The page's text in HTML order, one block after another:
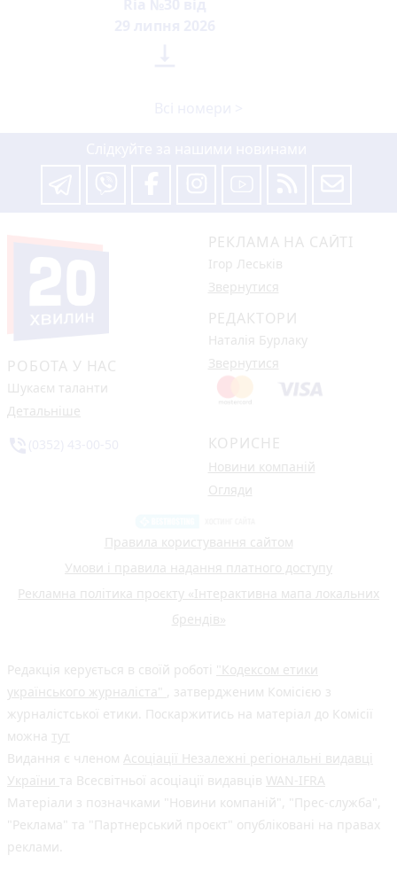
РОБОТА У НАС
Шукаєм таланти
Детальніше
РЕКЛАМА НА САЙТІ
Ігор Леськів
Звернутися
РЕДАКТОРИ
Наталія Бурлаку
Звернутися
КОРИСНЕ
Новини компаній
Огляди
Правила користування сайтом
Умови і правила надання платного доступу
Рекламна політика проєкту «Інтерактивна мапа локальних
брендів»
Редакція керується в своїй роботі "Кодексом етики
українського журналіста" , затвердженим Комісією з
журналістської етики. Поскаржитись на матеріал до Комісії
можна тут
Видання є членом Асоціації Незалежні регіональні видавці
України та Всесвітньої асоціації видавців WAN-IFRA
Матеріали з позначками "Новини компаній", "Прес-служба",
"Реклама" та "Партнерський проєкт" опубліковані на правах
реклами.